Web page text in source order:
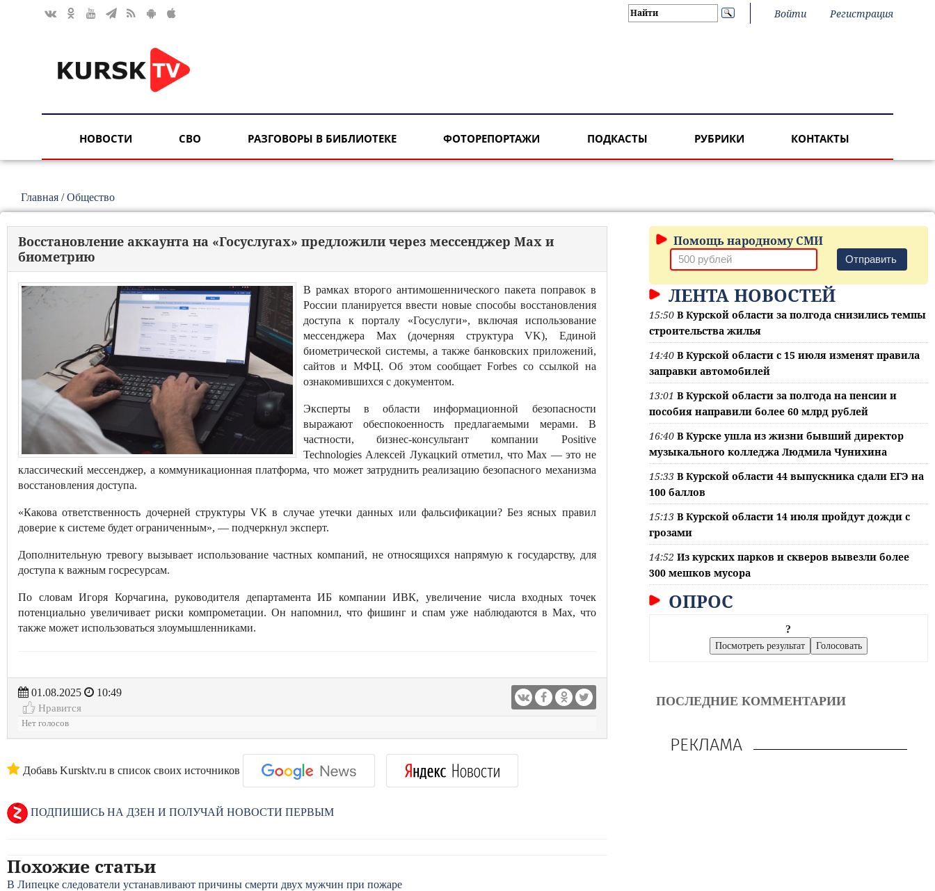
Войти Регистрация
НОВОСТИ СВО РАЗГОВОРЫ В БИБЛИОТЕКЕ ФОТОРЕПОРТАЖИ ПОДКАСТЫ РУБРИКИ КОНТАКТЫ
Главная /Общество
Восстановление аккаунта на «Госуслугах» предложили через мессенджер Max и
биометрию
В рамках второго антимошеннического пакета поправок в
России планируется ввести новые способы восстановления
доступа к порталу «Госуслуги», включая использование
мессенджера Max (дочерняя структура VK), Единой
биометрической системы, а также банковских приложений,
сайтов и МФЦ. Об этом сообщает Forbes со ссылкой на
ознакомившихся с документом.
Эксперты в области информационной безопасности
выражают обеспокоенность предлагаемыми мерами. В
частности, бизнес-консультант компании Positive
Technologies Алексей Лукацкий отметил, что Max — это не
классический мессенджер, а коммуникационная платформа, что может затруднить реализацию безопасного механизма
восстановления доступа.
«Какова ответственность дочерней структуры VK в случае утечки данных или фальсификации? Без ясных правил
доверие к системе будет ограниченным», — подчеркнул эксперт.
Дополнительную тревогу вызывает использование частных компаний, не относящихся напрямую к государству, для
доступа к важным госресурсам.
По словам Игоря Корчагина, руководителя департамента ИБ компании ИВК, увеличение числа входных точек
потенциально увеличивает риски компрометации. Он напомнил, что фишинг и спам уже наблюдаются в Max, что
также может использоваться злоумышленниками.
01.08.2025
10:49
Нравится
Нет голосов
Добавь Kursktv.ru в список своих источников
ПОДПИШИСЬ НА ДЗЕН И ПОЛУЧАЙ НОВОСТИ ПЕРВЫМ
Похожие статьи
В Липецке следователи устанавливают причины смерти двух мужчин при пожаре
Помощь народному СМИ
Отправить
ЛЕНТА НОВОСТЕЙ
15:50 В Курской области за полгода снизились темпы
строительства жилья
14:40 В Курской области с 15 июля изменят правила
заправки автомобилей
13:01 В Курской области за полгода на пенсии и
пособия направили более 60 млрд рублей
16:40 В Курске ушла из жизни бывший директор
музыкального колледжа Людмила Чунихина
15:33 В Курской области 44 выпускника сдали ЕГЭ на
100 баллов
15:13 В Курской области 14 июля пройдут дожди с
грозами
14:52 Из курских парков и скверов вывезли более
300 мешков мусора
ОПРОС
?
ПОСЛЕДНИЕ КОММЕНТАРИИ
РЕКЛАМА